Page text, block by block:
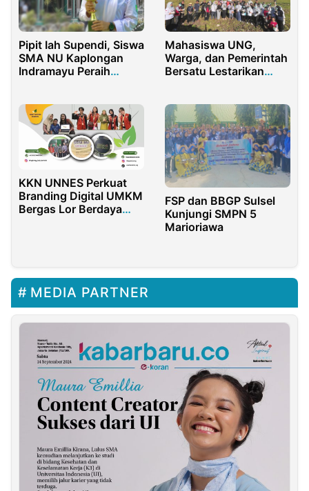
Pipit Iah Supendi, Siswa
SMA NU Kaplongan
Indramayu Peraih
Mahasiswa UNG,
Warga, dan Pemerintah
Bersatu Lestarikan
KKN UNNES Perkuat
Branding Digital UMKM
Bergas Lor Berdaya
FSP dan BBGP Sulsel
Kunjungi SMPN 5
Marioriawa
MEDIA PARTNER